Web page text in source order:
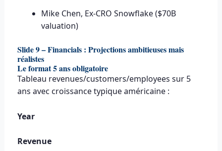
Mike Chen, Ex-CRO Snowflake ($70B
valuation)
Slide 9 – Financials : Projections ambitieuses mais
réalistes
Le format 5 ans obligatoire
Tableau revenues/customers/employees sur 5
ans avec croissance typique américaine :
Year
Revenue